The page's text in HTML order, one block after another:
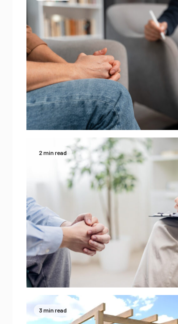
2 min read
3 min read